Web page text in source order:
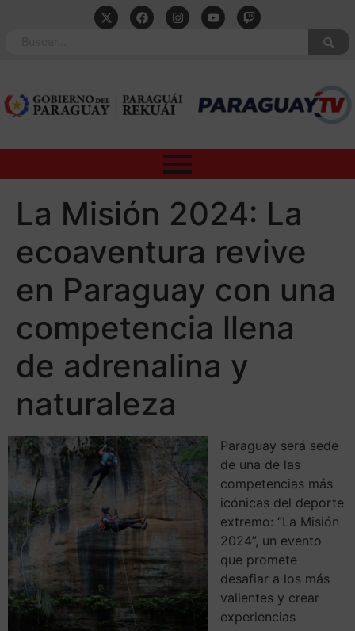
La Misión 2024: La
ecoaventura revive
en Paraguay con una
competencia llena
de adrenalina y
naturaleza
Paraguay será sede
de una de las
competencias más
icónicas del deporte
extremo: “La Misión
2024”, un evento
que promete
desafiar a los más
valientes y crear
experiencias